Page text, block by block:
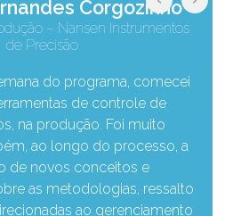
– Nansen Instrumentos
de Precisão
do programa, comecei
de controle de
na produção. Foi muito
ao longo do processo, a
de novos conceitos e
as metodologias, ressalto
ao gerenciamento